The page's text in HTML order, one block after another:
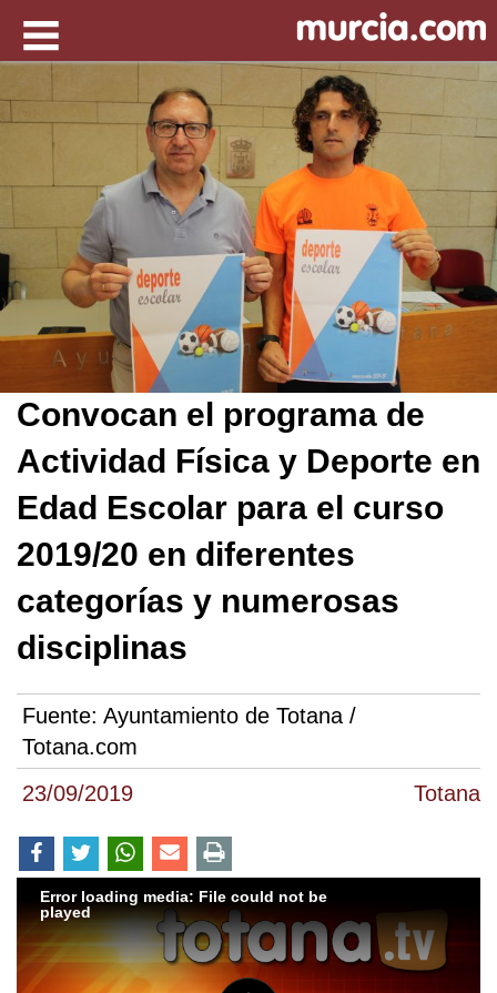
23/09/2019 Totana
Convocan el programa de
Actividad Física y Deporte en
Edad Escolar para el curso
2019/20 en diferentes
categorías y numerosas
disciplinas
Fuente: Ayuntamiento de Totana /
Totana.com
Error loading media: File could not be
played